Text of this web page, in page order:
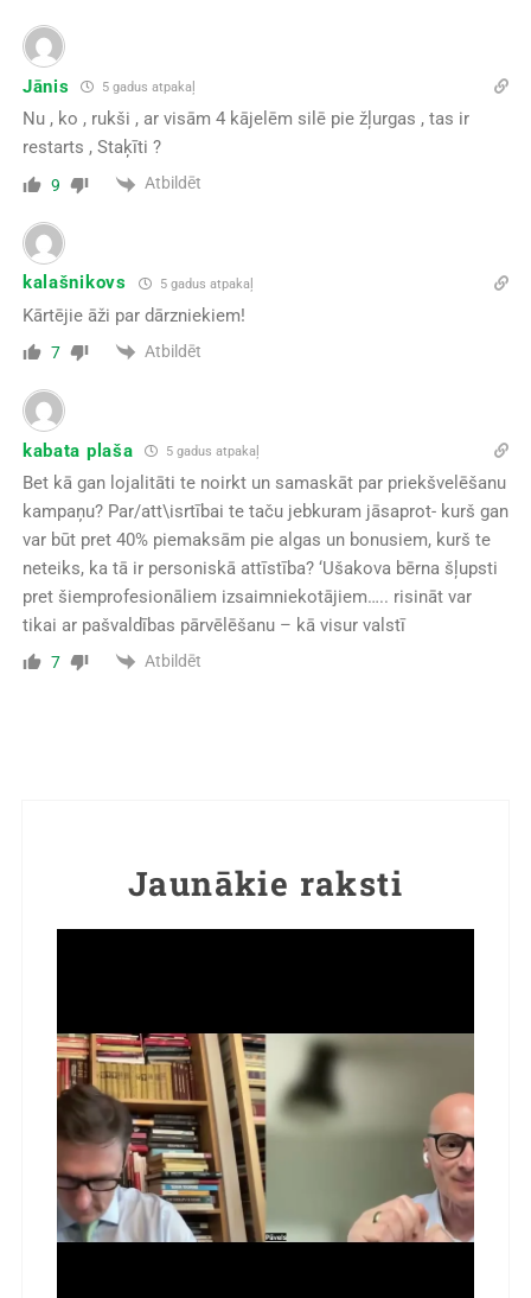
Jānis 5 gadus atpakaļ
Nu , ko , rukši , ar visām 4 kājelēm silē pie žļurgas , tas ir
restarts , Staķīti ?
9 Atbildēt
kalašnikovs 5 gadus atpakaļ
Kārtējie āži par dārzniekiem!
7 Atbildēt
kabata plaša 5 gadus atpakaļ
Bet kā gan lojalitāti te noirkt un samaskāt par priekšvelēšanu
kampaņu? Par/att\isrtībai te taču jebkuram jāsaprot- kurš gan
var būt pret 40% piemaksām pie algas un bonusiem, kurš te
neteiks, ka tā ir personiskā attīstība? ‘Ušakova bērna šļupsti
pret šiemprofesionāliem izsaimniekotājiem….. risināt var
tikai ar pašvaldības pārvēlēšanu – kā visur valstī
7 Atbildēt
Jaunākie raksti